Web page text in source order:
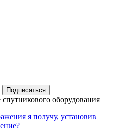
Подписаться
оборудования
я получу, установив